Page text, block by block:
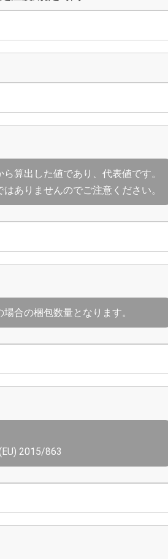
算出した値であり、代表値です。
ありませんのでご注意ください。
合の梱包数量となります。
2015/863